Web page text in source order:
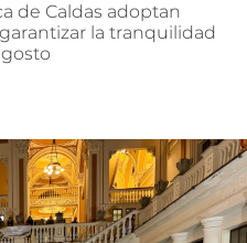
de Caldas adoptan
garantizar la tranquilidad